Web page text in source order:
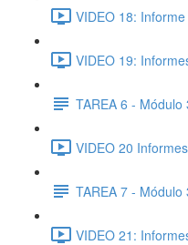
VIDEO 18:
VIDEO 19:
TAREA 6 - Módulo
VIDEO 20
TAREA 7 - Módulo
VIDEO 21: